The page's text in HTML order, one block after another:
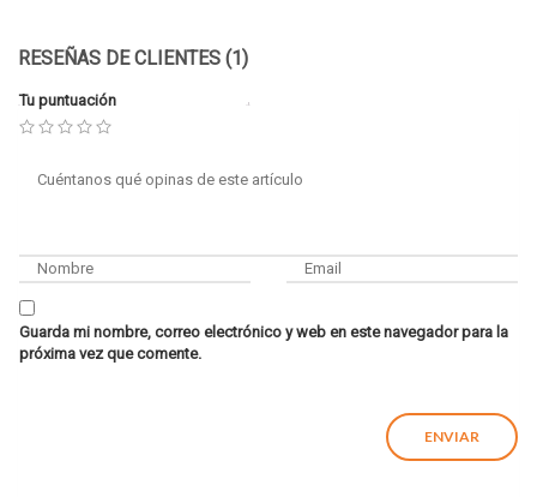
RESEÑAS DE CLIENTES (1)
Tu puntuación
Guarda mi nombre, correo electrónico y web en este navegador para la
próxima vez que comente.